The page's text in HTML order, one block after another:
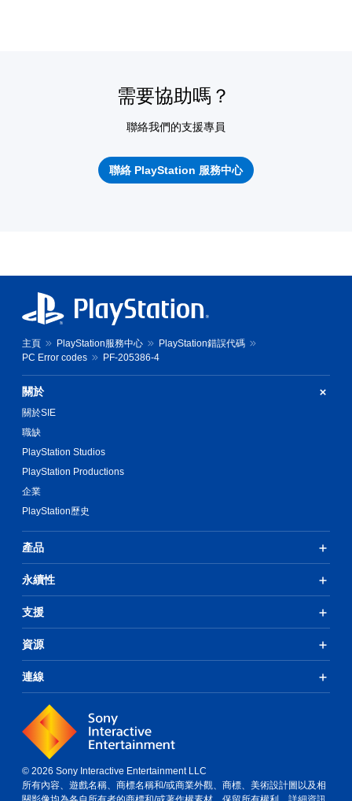
需要協助嗎？
聯絡我們的支援專員
聯絡 PlayStation 服務中心
主頁 PlayStation服務中心
PlayStation錯誤代碼
PC Error codes
PF-205386-4
關於
關於SIE
職缺
PlayStation Studios
PlayStation Productions
企業
PlayStation歷史
產品
永續性
支援
資源
連線
© 2026 Sony Interactive Entertainment LLC
所有內容、遊戲名稱、商標名稱和/或商業外觀、商標、美術設計圖以及相